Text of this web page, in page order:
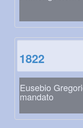
1822
Eusebio
mandato